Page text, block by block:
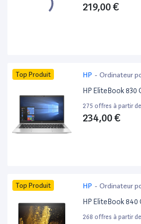
219,00 €
Top Produit HP - Ordinateur
HP EliteBook 830
275 offres à partir
234,00 €
Top Produit HP - Ordinateur
HP EliteBook 840
268 offres à partir